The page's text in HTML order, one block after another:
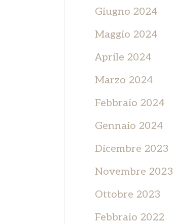
Giugno 2024
Maggio 2024
Aprile 2024
Marzo 2024
Febbraio 2024
Gennaio 2024
Dicembre 2023
Novembre 2023
Ottobre 2023
Febbraio 2022